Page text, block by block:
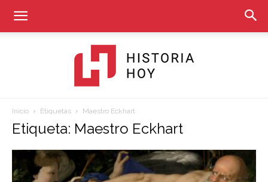
Historia
Hoy
Inicio Etiquetas Maestro Eckhart
Etiqueta: Maestro Eckhart